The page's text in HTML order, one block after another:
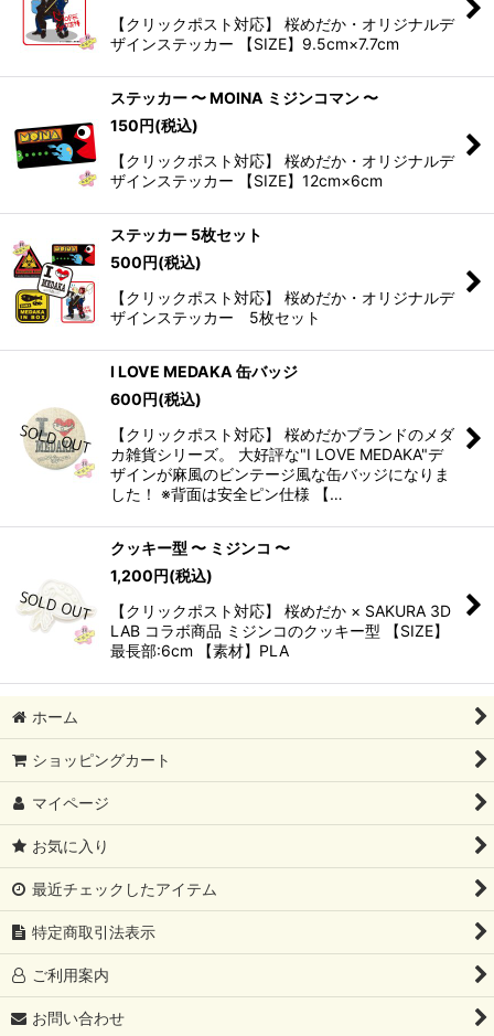
【クリックポスト対応】 桜めだか・オリジナルデ
ザインステッカー 【SIZE】9.5cm×7.7cm
ステッカー 〜 MOINA ミジンコマン 〜
150円(税込)
【クリックポスト対応】 桜めだか・オリジナルデ
ザインステッカー 【SIZE】12cm×6cm
ステッカー 5枚セット
500円(税込)
【クリックポスト対応】 桜めだか・オリジナルデ
ザインステッカー 5枚セット
I LOVE MEDAKA 缶バッジ
600円(税込)
【クリックポスト対応】 桜めだかブランドのメダ
カ雑貨シリーズ。 大好評な"I LOVE MEDAKA"デ
ザインが麻風のビンテージ風な缶バッジになりま
した！ ※背面は安全ピン仕様 【…
クッキー型 〜 ミジンコ 〜
1,200円(税込)
【クリックポスト対応】 桜めだか × SAKURA 3D
LAB コラボ商品 ミジンコのクッキー型 【SIZE】
最長部:6cm 【素材】PLA
ホーム
ショッピングカート
マイページ
お気に入り
最近チェックしたアイテム
特定商取引法表示
ご利用案内
お問い合わせ